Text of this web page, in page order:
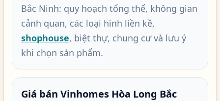
Bắc Ninh: quy hoạch tổng thể, không gian
cảnh quan, các loại hình liền kề,
shophouse, biệt thự, chung cư và lưu ý
khi chọn sản phẩm.
Giá bán Vinhomes Hòa Long Bắc